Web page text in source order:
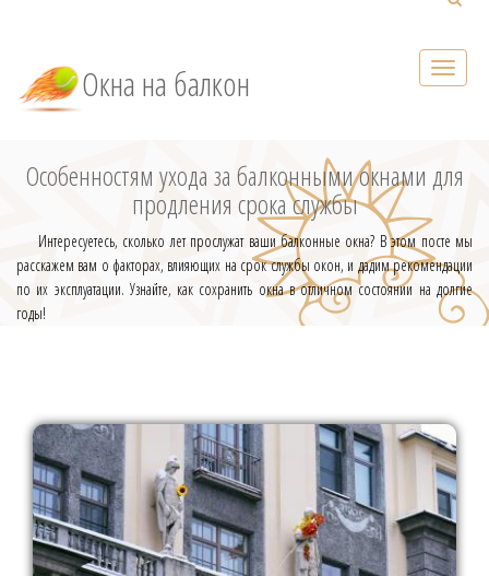
Окна на балкон
Особенностям ухода за балконными окнами для
продления срока службы
Интересуетесь, сколько лет прослужат ваши балконные окна? В этом посте мы
расскажем вам о факторах, влияющих на срок службы окон, и дадим рекомендации
по их эксплуатации. Узнайте, как сохранить окна в отличном состоянии на долгие
годы!